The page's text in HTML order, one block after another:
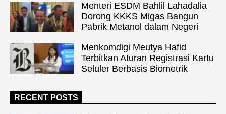
Menteri ESDM Bahlil Lahadalia
Dorong KKKS Migas Bangun
Pabrik Metanol dalam Negeri
Menkomdigi Meutya Hafid
Terbitkan Aturan Registrasi Kartu
Seluler Berbasis Biometrik
RECENT POSTS